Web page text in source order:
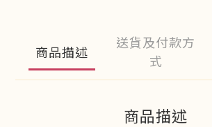
商品描述
送貨及付款方
式
商品描述